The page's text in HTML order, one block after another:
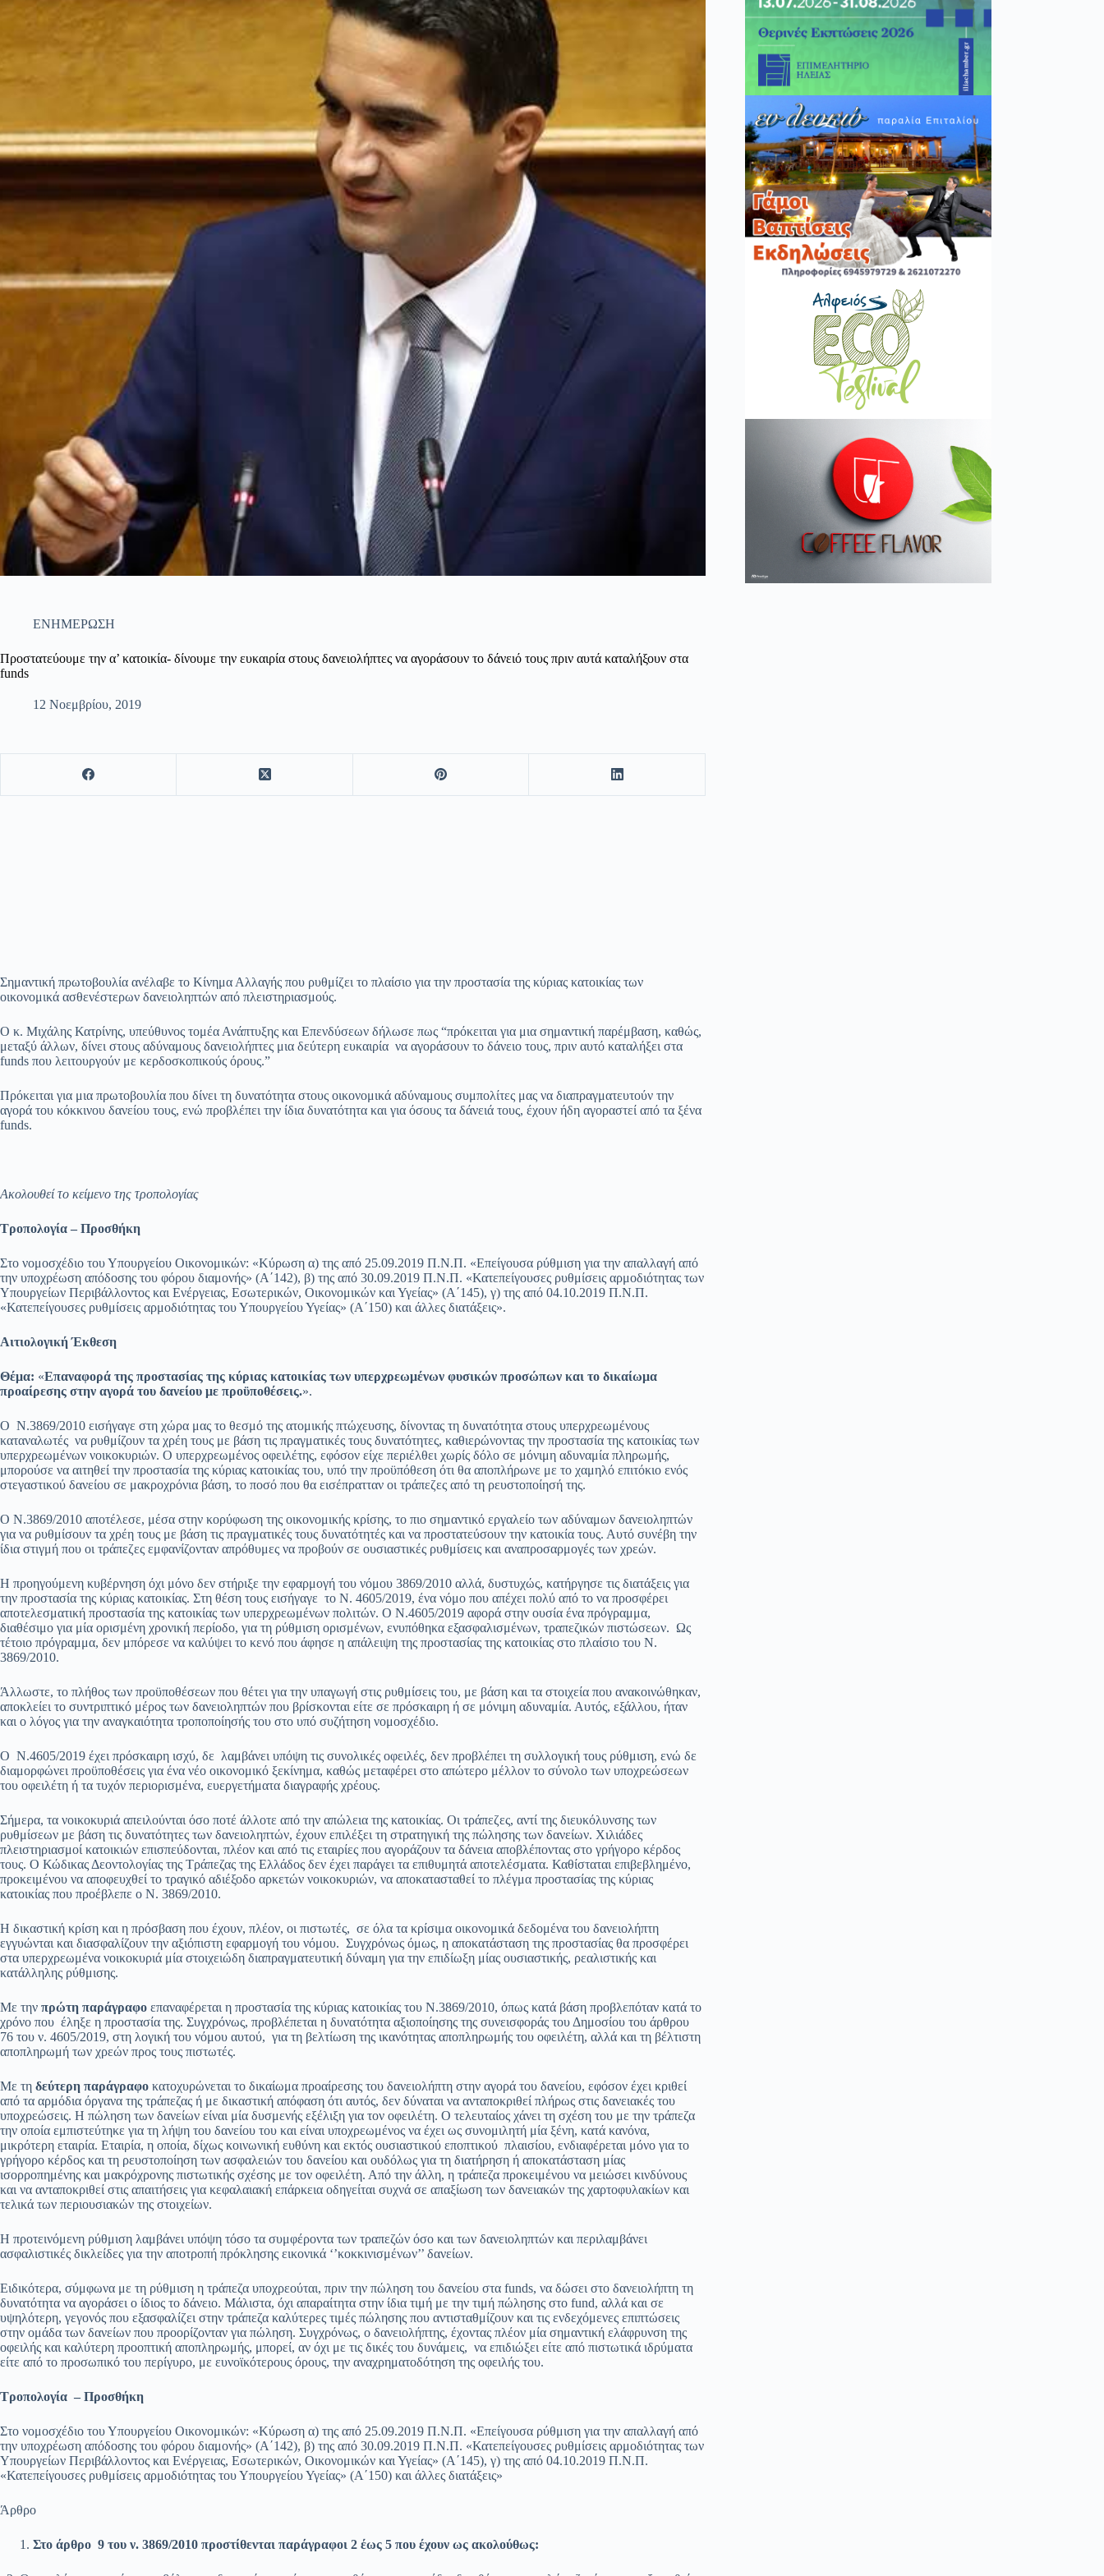
ΕΝΗΜΕΡΩΣΗ
Προστατεύουμε την α’ κατοικία- δίνουμε την ευκαιρία στους δανειολήπτες να αγοράσουν το δάνειό τους πριν αυτά καταλήξουν στα
funds
12 Νοεμβρίου, 2019
Σημαντική πρωτοβουλία ανέλαβε το Κίνημα Αλλαγής που ρυθμίζει το πλαίσιο για την προστασία της κύριας κατοικίας των
οικονομικά ασθενέστερων δανειοληπτών από πλειστηριασμούς.
Ο κ. Μιχάλης Κατρίνης, υπεύθυνος τομέα Ανάπτυξης και Επενδύσεων δήλωσε πως “πρόκειται για μια σημαντική παρέμβαση, καθώς,
μεταξύ άλλων, δίνει στους αδύναμους δανειολήπτες μια δεύτερη ευκαιρία να αγοράσουν το δάνειο τους, πριν αυτό καταλήξει στα
funds που λειτουργούν με κερδοσκοπικούς όρους.”
Πρόκειται για μια πρωτοβουλία που δίνει τη δυνατότητα στους οικονομικά αδύναμους συμπολίτες μας να διαπραγματευτούν την
αγορά του κόκκινου δανείου τους, ενώ προβλέπει την ίδια δυνατότητα και για όσους τα δάνειά τους, έχουν ήδη αγοραστεί από τα ξένα
funds.
Ακολουθεί το κείμενο της τροπολογίας
Τροπολογία – Προσθήκη
Στο νομοσχέδιο του Υπουργείου Οικονομικών: «Κύρωση α) της από 25.09.2019 Π.Ν.Π. «Επείγουσα ρύθμιση για την απαλλαγή από
την υποχρέωση απόδοσης του φόρου διαμονής» (Α΄142), β) της από 30.09.2019 Π.Ν.Π. «Κατεπείγουσες ρυθμίσεις αρμοδιότητας των
Υπουργείων Περιβάλλοντος και Ενέργειας, Εσωτερικών, Οικονομικών και Υγείας» (Α΄145), γ) της από 04.10.2019 Π.Ν.Π.
«Κατεπείγουσες ρυθμίσεις αρμοδιότητας του Υπουργείου Υγείας» (Α΄150) και άλλες διατάξεις».
Αιτιολογική Έκθεση
Θέμα: «Επαναφορά της προστασίας της κύριας κατοικίας των υπερχρεωμένων φυσικών προσώπων και το δικαίωμα
προαίρεσης στην αγορά του δανείου με προϋποθέσεις.».
Ο Ν.3869/2010 εισήγαγε στη χώρα μας το θεσμό της ατομικής πτώχευσης, δίνοντας τη δυνατότητα στους υπερχρεωμένους
καταναλωτές να ρυθμίζουν τα χρέη τους με βάση τις πραγματικές τους δυνατότητες, καθιερώνοντας την προστασία της κατοικίας των
υπερχρεωμένων νοικοκυριών. Ο υπερχρεωμένος οφειλέτης, εφόσον είχε περιέλθει χωρίς δόλο σε μόνιμη αδυναμία πληρωμής,
μπορούσε να αιτηθεί την προστασία της κύριας κατοικίας του, υπό την προϋπόθεση ότι θα αποπλήρωνε με το χαμηλό επιτόκιο ενός
στεγαστικού δανείου σε μακροχρόνια βάση, το ποσό που θα εισέπρατταν οι τράπεζες από τη ρευστοποίησή της.
Ο Ν.3869/2010 αποτέλεσε, μέσα στην κορύφωση της οικονομικής κρίσης, το πιο σημαντικό εργαλείο των αδύναμων δανειοληπτών
για να ρυθμίσουν τα χρέη τους με βάση τις πραγματικές τους δυνατότητές και να προστατεύσουν την κατοικία τους. Αυτό συνέβη την
ίδια στιγμή που οι τράπεζες εμφανίζονταν απρόθυμες να προβούν σε ουσιαστικές ρυθμίσεις και αναπροσαρμογές των χρεών.
Η προηγούμενη κυβέρνηση όχι μόνο δεν στήριξε την εφαρμογή του νόμου 3869/2010 αλλά, δυστυχώς, κατήργησε τις διατάξεις για
την προστασία της κύριας κατοικίας. Στη θέση τους εισήγαγε το Ν. 4605/2019, ένα νόμο που απέχει πολύ από το να προσφέρει
αποτελεσματική προστασία της κατοικίας των υπερχρεωμένων πολιτών. Ο Ν.4605/2019 αφορά στην ουσία ένα πρόγραμμα,
διαθέσιμο για μία ορισμένη χρονική περίοδο, για τη ρύθμιση ορισμένων, ενυπόθηκα εξασφαλισμένων, τραπεζικών πιστώσεων. Ως
τέτοιο πρόγραμμα, δεν μπόρεσε να καλύψει το κενό που άφησε η απάλειψη της προστασίας της κατοικίας στο πλαίσιο του Ν.
3869/2010.
Άλλωστε, το πλήθος των προϋποθέσεων που θέτει για την υπαγωγή στις ρυθμίσεις του, με βάση και τα στοιχεία που ανακοινώθηκαν,
αποκλείει το συντριπτικό μέρος των δανειοληπτών που βρίσκονται είτε σε πρόσκαιρη ή σε μόνιμη αδυναμία. Αυτός, εξάλλου, ήταν
και ο λόγος για την αναγκαιότητα τροποποίησής του στο υπό συζήτηση νομοσχέδιο.
Ο Ν.4605/2019 έχει πρόσκαιρη ισχύ, δε λαμβάνει υπόψη τις συνολικές οφειλές, δεν προβλέπει τη συλλογική τους ρύθμιση, ενώ δε
διαμορφώνει προϋποθέσεις για ένα νέο οικονομικό ξεκίνημα, καθώς μεταφέρει στο απώτερο μέλλον το σύνολο των υποχρεώσεων
του οφειλέτη ή τα τυχόν περιορισμένα, ευεργετήματα διαγραφής χρέους.
Σήμερα, τα νοικοκυριά απειλούνται όσο ποτέ άλλοτε από την απώλεια της κατοικίας. Οι τράπεζες, αντί της διευκόλυνσης των
ρυθμίσεων με βάση τις δυνατότητες των δανειοληπτών, έχουν επιλέξει τη στρατηγική της πώλησης των δανείων. Χιλιάδες
πλειστηριασμοί κατοικιών επισπεύδονται, πλέον και από τις εταιρίες που αγοράζουν τα δάνεια αποβλέποντας στο γρήγορο κέρδος
τους. Ο Κώδικας Δεοντολογίας της Τράπεζας της Ελλάδος δεν έχει παράγει τα επιθυμητά αποτελέσματα. Καθίσταται επιβεβλημένο,
προκειμένου να αποφευχθεί το τραγικό αδιέξοδο αρκετών νοικοκυριών, να αποκατασταθεί το πλέγμα προστασίας της κύριας
κατοικίας που προέβλεπε ο Ν. 3869/2010.
Η δικαστική κρίση και η πρόσβαση που έχουν, πλέον, οι πιστωτές, σε όλα τα κρίσιμα οικονομικά δεδομένα του δανειολήπτη
εγγυώνται και διασφαλίζουν την αξιόπιστη εφαρμογή του νόμου. Συγχρόνως όμως, η αποκατάσταση της προστασίας θα προσφέρει
στα υπερχρεωμένα νοικοκυριά μία στοιχειώδη διαπραγματευτική δύναμη για την επιδίωξη μίας ουσιαστικής, ρεαλιστικής και
κατάλληλης ρύθμισης.
Με την πρώτη παράγραφο επαναφέρεται η προστασία της κύριας κατοικίας του Ν.3869/2010, όπως κατά βάση προβλεπόταν κατά το
χρόνο που έληξε η προστασία της. Συγχρόνως, προβλέπεται η δυνατότητα αξιοποίησης της συνεισφοράς του Δημοσίου του άρθρου
76 του ν. 4605/2019, στη λογική του νόμου αυτού, για τη βελτίωση της ικανότητας αποπληρωμής του οφειλέτη, αλλά και τη βέλτιστη
αποπληρωμή των χρεών προς τους πιστωτές.
Με τη δεύτερη παράγραφο κατοχυρώνεται το δικαίωμα προαίρεσης του δανειολήπτη στην αγορά του δανείου, εφόσον έχει κριθεί
από τα αρμόδια όργανα της τράπεζας ή με δικαστική απόφαση ότι αυτός, δεν δύναται να ανταποκριθεί πλήρως στις δανειακές του
υποχρεώσεις. Η πώληση των δανείων είναι μία δυσμενής εξέλιξη για τον οφειλέτη. Ο τελευταίος χάνει τη σχέση του με την τράπεζα
την οποία εμπιστεύτηκε για τη λήψη του δανείου του και είναι υποχρεωμένος να έχει ως συνομιλητή μία ξένη, κατά κανόνα,
μικρότερη εταιρία. Εταιρία, η οποία, δίχως κοινωνική ευθύνη και εκτός ουσιαστικού εποπτικού πλαισίου, ενδιαφέρεται μόνο για το
γρήγορο κέρδος και τη ρευστοποίηση των ασφαλειών του δανείου και ουδόλως για τη διατήρηση ή αποκατάσταση μίας
ισορροπημένης και μακρόχρονης πιστωτικής σχέσης με τον οφειλέτη. Από την άλλη, η τράπεζα προκειμένου να μειώσει κινδύνους
και να ανταποκριθεί στις απαιτήσεις για κεφαλαιακή επάρκεια οδηγείται συχνά σε απαξίωση των δανειακών της χαρτοφυλακίων και
τελικά των περιουσιακών της στοιχείων.
Η προτεινόμενη ρύθμιση λαμβάνει υπόψη τόσο τα συμφέροντα των τραπεζών όσο και των δανειοληπτών και περιλαμβάνει
ασφαλιστικές δικλείδες για την αποτροπή πρόκλησης εικονικά ‘’κοκκινισμένων’’ δανείων.
Ειδικότερα, σύμφωνα με τη ρύθμιση η τράπεζα υποχρεούται, πριν την πώληση του δανείου στα funds, να δώσει στο δανειολήπτη τη
δυνατότητα να αγοράσει ο ίδιος το δάνειο. Μάλιστα, όχι απαραίτητα στην ίδια τιμή με την τιμή πώλησης στο fund, αλλά και σε
υψηλότερη, γεγονός που εξασφαλίζει στην τράπεζα καλύτερες τιμές πώλησης που αντισταθμίζουν και τις ενδεχόμενες επιπτώσεις
στην ομάδα των δανείων που προορίζονταν για πώληση. Συγχρόνως, ο δανειολήπτης, έχοντας πλέον μία σημαντική ελάφρυνση της
οφειλής και καλύτερη προοπτική αποπληρωμής, μπορεί, αν όχι με τις δικές του δυνάμεις, να επιδιώξει είτε από πιστωτικά ιδρύματα
είτε από το προσωπικό του περίγυρο, με ευνοϊκότερους όρους, την αναχρηματοδότηση της οφειλής του.
Τροπολογία – Προσθήκη
Στο νομοσχέδιο του Υπουργείου Οικονομικών: «Κύρωση α) της από 25.09.2019 Π.Ν.Π. «Επείγουσα ρύθμιση για την απαλλαγή από
την υποχρέωση απόδοσης του φόρου διαμονής» (Α΄142), β) της από 30.09.2019 Π.Ν.Π. «Κατεπείγουσες ρυθμίσεις αρμοδιότητας των
Υπουργείων Περιβάλλοντος και Ενέργειας, Εσωτερικών, Οικονομικών και Υγείας» (Α΄145), γ) της από 04.10.2019 Π.Ν.Π.
«Κατεπείγουσες ρυθμίσεις αρμοδιότητας του Υπουργείου Υγείας» (Α΄150) και άλλες διατάξεις»
Άρθρο
Στο άρθρο 9 του ν. 3869/2010 προστίθενται παράγραφοι 2 έως 5 που έχουν ως ακολούθως: